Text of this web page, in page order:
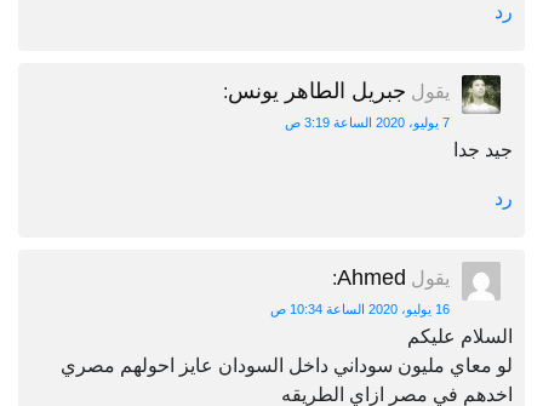
رد
يقول جبريل الطاهر يونس:
7 يوليو، 2020 الساعة 3:19 ص
جيد جدا
رد
يقول Ahmed
:
16 يوليو، 2020 الساعة 10:34 ص
السلام عليكم
لو معاي مليون سوداني داخل السودان عايز احولهم مصري
اخدهم في مصر ازاي الطريقه